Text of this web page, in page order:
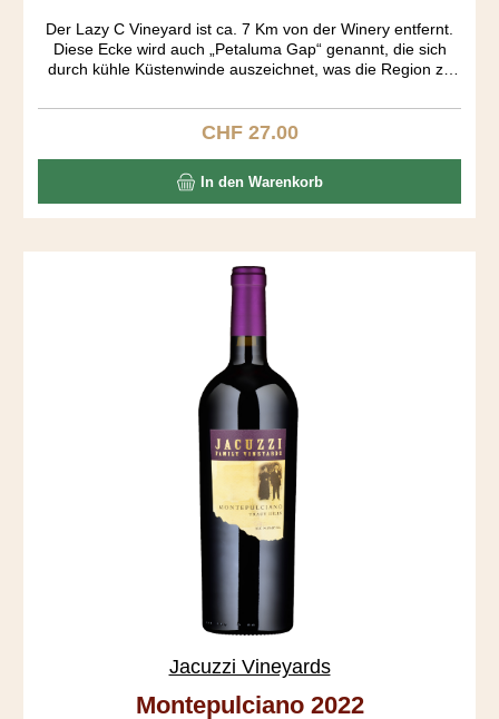
Der Lazy C Vineyard ist ca. 7 Km von der Winery entfernt.
Diese Ecke wird auch „Petaluma Gap“ genannt, die sich
durch kühle Küstenwinde auszeichnet, was die Region zu
Regulärer Preis:
CHF 27.00
In den Warenkorb
Jacuzzi Vineyards
Montepulciano 2022